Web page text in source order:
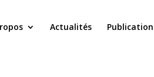
Actualités